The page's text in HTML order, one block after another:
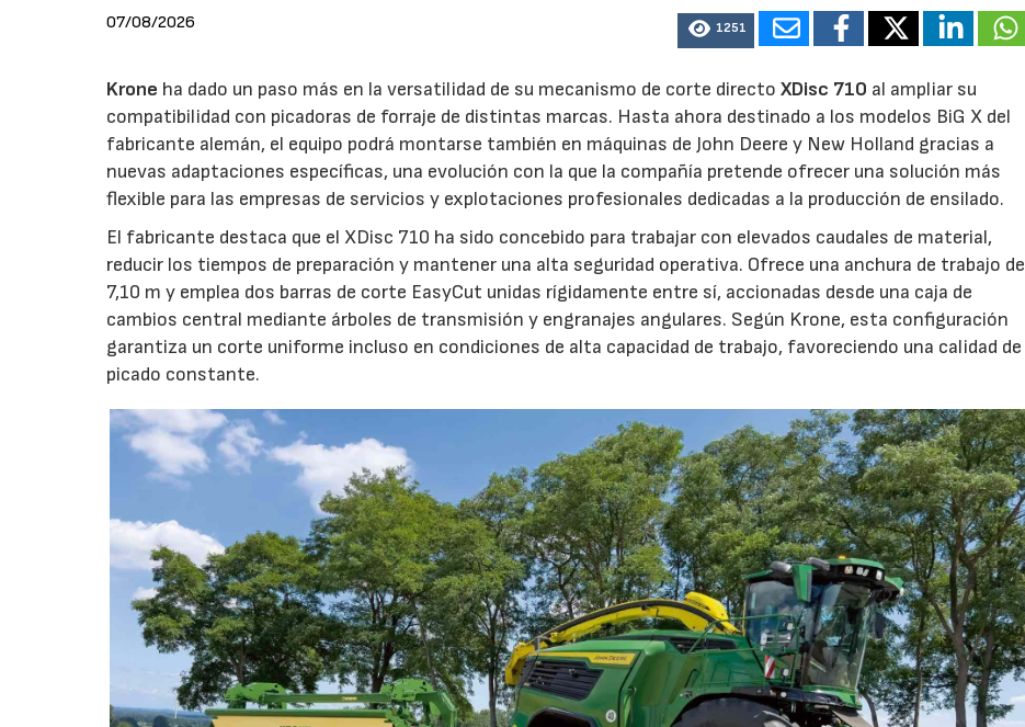
07/08/2026 1251
Krone ha dado un paso más en la versatilidad de su mecanismo de corte directoXDisc 710 al ampliar su
compatibilidad con picadoras de forraje de distintas marcas. Hasta ahora destinado a los modelos BiG X del
fabricante alemán, el equipo podrá montarse también en máquinas de John Deere y New Holland gracias a
nuevas adaptaciones específicas, una evolución con la que la compañía pretende ofrecer una solución más
flexible para las empresas de servicios y explotaciones profesionales dedicadas a la producción de ensilado.
El fabricante destaca que el XDisc 710 ha sido concebido para trabajar con elevados caudales de material,
reducir los tiempos de preparación y mantener una alta seguridad operativa. Ofrece una anchura de trabajo de
7,10 m y emplea dos barras de corte EasyCut unidas rígidamente entre sí, accionadas desde una caja de
cambios central mediante árboles de transmisión y engranajes angulares. Según Krone, esta configuración
garantiza un corte uniforme incluso en condiciones de alta capacidad de trabajo, favoreciendo una calidad de
picado constante.
23/07/2026 27/07/2026